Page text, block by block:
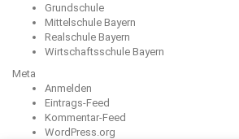
Grundschule
Mittelschule Bayern
Realschule Bayern
Wirtschaftsschule Bayern
Meta
Anmelden
Eintrags-Feed
Kommentar-Feed
WordPress.org